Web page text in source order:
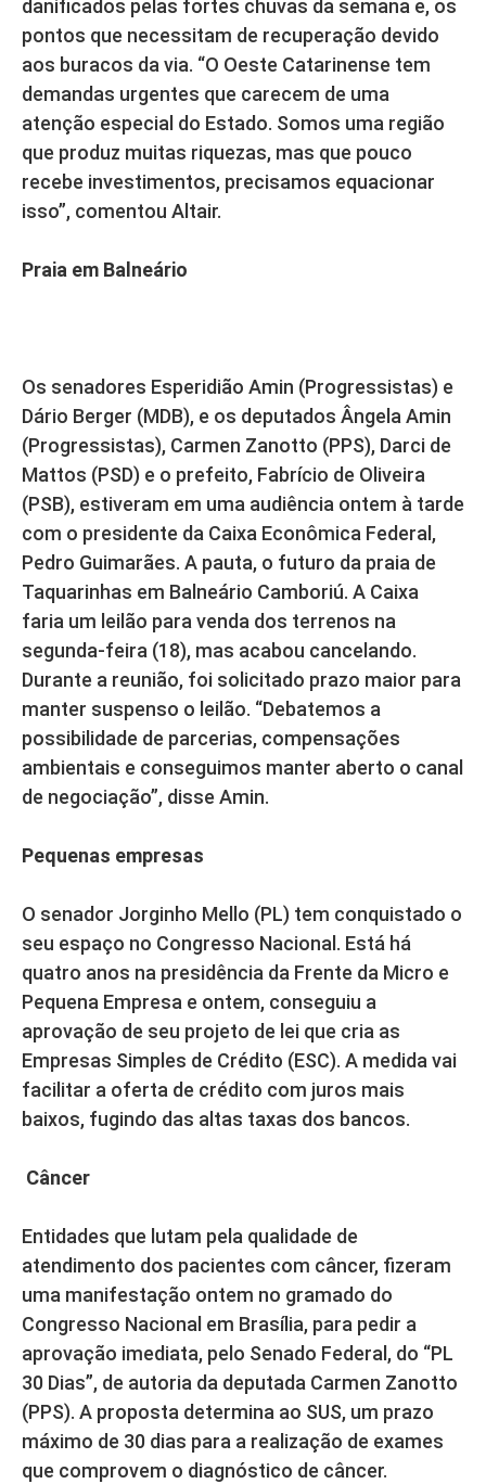
danificados pelas fortes chuvas da semana e, os
pontos que necessitam de recuperação devido
aos buracos da via. “O Oeste Catarinense tem
demandas urgentes que carecem de uma
atenção especial do Estado. Somos uma região
que produz muitas riquezas, mas que pouco
recebe investimentos, precisamos equacionar
isso”, comentou Altair.
Praia em Balneário
Os senadores Esperidião Amin (Progressistas) e
Dário Berger (MDB), e os deputados Ângela Amin
(Progressistas), Carmen Zanotto (PPS), Darci de
Mattos (PSD) e o prefeito, Fabrício de Oliveira
(PSB), estiveram em uma audiência ontem à tarde
com o presidente da Caixa Econômica Federal,
Pedro Guimarães. A pauta, o futuro da praia de
Taquarinhas em Balneário Camboriú. A Caixa
faria um leilão para venda dos terrenos na
segunda-feira (18), mas acabou cancelando.
Durante a reunião, foi solicitado prazo maior para
manter suspenso o leilão. “Debatemos a
possibilidade de parcerias, compensações
ambientais e conseguimos manter aberto o canal
de negociação”, disse Amin.
Pequenas empresas
O senador Jorginho Mello (PL) tem conquistado o
seu espaço no Congresso Nacional. Está há
quatro anos na presidência da Frente da Micro e
Pequena Empresa e ontem, conseguiu a
aprovação de seu projeto de lei que cria as
Empresas Simples de Crédito (ESC). A medida vai
facilitar a oferta de crédito com juros mais
baixos, fugindo das altas taxas dos bancos.
Câncer
Entidades que lutam pela qualidade de
atendimento dos pacientes com câncer, fizeram
uma manifestação ontem no gramado do
Congresso Nacional em Brasília, para pedir a
aprovação imediata, pelo Senado Federal, do “PL
30 Dias”, de autoria da deputada Carmen Zanotto
(PPS). A proposta determina ao SUS, um prazo
máximo de 30 dias para a realização de exames
que comprovem o diagnóstico de câncer.